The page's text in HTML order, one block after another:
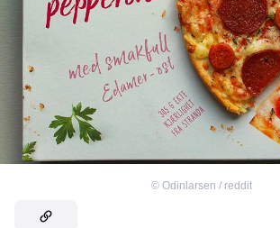
© Odinlarsen / reddit